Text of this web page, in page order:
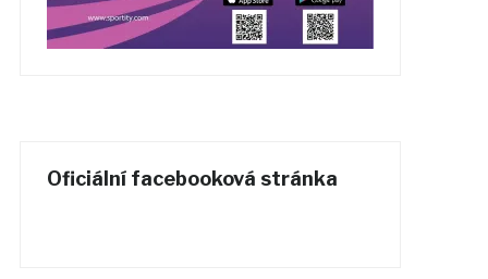
Oficiální facebooková stránka